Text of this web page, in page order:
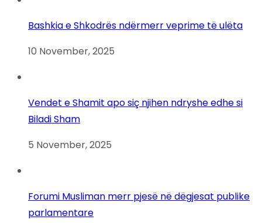
Bashkia e Shkodrës ndërmerr veprime të ulëta
10 November, 2025
Vendet e Shamit apo siç njihen ndryshe edhe si
Biladi Sham
5 November, 2025
Forumi Musliman merr pjesë në dëgjesat publike
parlamentare